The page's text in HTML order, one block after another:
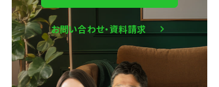
お問い合わせ・資料請求